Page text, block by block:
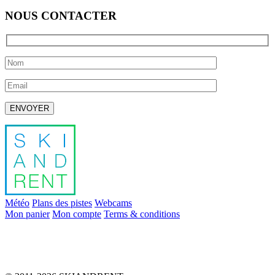
NOUS CONTACTER
Laissez ce champ vide.
Météo Plans des pistes Webcams
Mon panier Mon compte Terms & conditions